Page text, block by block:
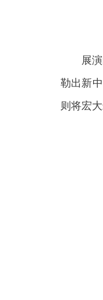
展演的
勒出新
则将宏